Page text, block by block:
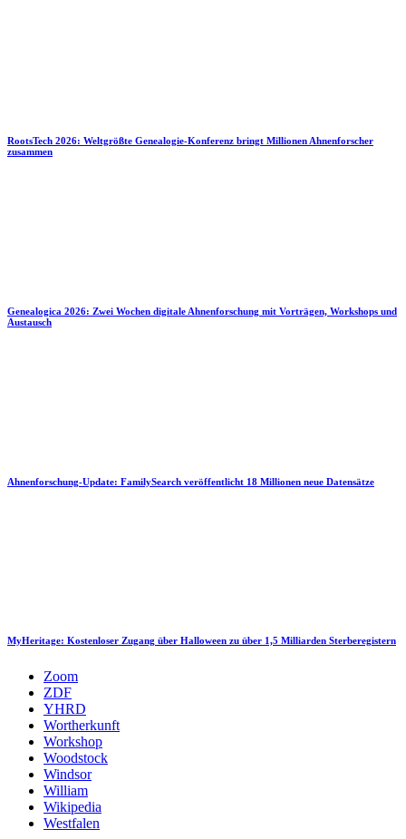
RootsTech 2026: Weltgrößte Genealogie-Konferenz bringt Millionen Ahnenforscher
zusammen
Genealogica 2026: Zwei Wochen digitale Ahnenforschung mit Vorträgen, Workshops und
Austausch
Ahnenforschung-Update: FamilySearch veröffentlicht 18 Millionen neue Datensätze
MyHeritage: Kostenloser Zugang über Halloween zu über 1,5 Milliarden Sterberegistern
Zoom
ZDF
YHRD
Wortherkunft
Workshop
Woodstock
Windsor
William
Wikipedia
Westfalen